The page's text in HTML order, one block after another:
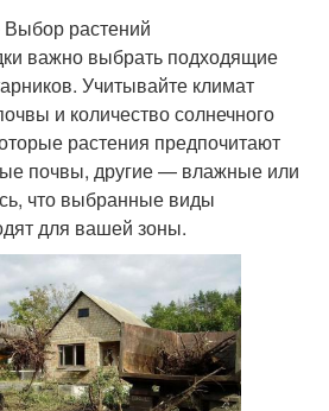
Выбор растений
важно выбрать подходящие
Учитывайте климат
и количество солнечного
растения предпочитают
почвы, другие — влажные или
что выбранные виды
для вашей зоны.